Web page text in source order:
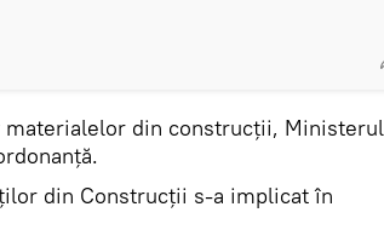
din construcții, Ministerul
din Construcții s-a implicat în